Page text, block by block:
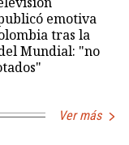
emotiva
tras la
Mundial: "no
Ver más